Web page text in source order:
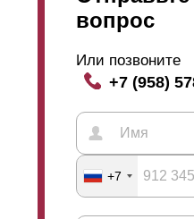
Не смотря на внесённые
можно выбрать
этом данные изменения
изменёнными
Забор в любом случае
надёжным, прочным и
меняться за счёт выбора
количества ламелей в
Такой вариант угла
особенностью забора
любой степени
степенинахлеста
размещении ламелей
вопрос
Или позвоните
+7 (958)
+7